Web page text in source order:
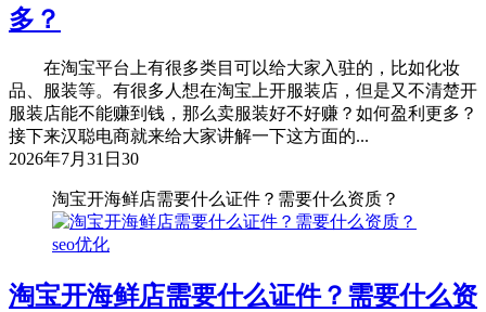
多？
在淘宝平台上有很多类目可以给大家入驻的，比如化妆
品、服装等。有很多人想在淘宝上开服装店，但是又不清楚开
服装店能不能赚到钱，那么卖服装好不好赚？如何盈利更多？
接下来汉聪电商就来给大家讲解一下这方面的...
2026年7月31日 30
淘宝开海鲜店需要什么证件？需要什么资质？
seo优化
淘宝开海鲜店需要什么证件？需要什么资